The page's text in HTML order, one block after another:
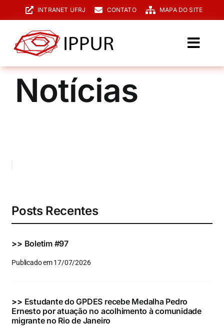
para
conteúdo
INTRANET UFRJ CONTATO MAPA DO SITE
O IPPUR
Graduação
Eventos e Certificados
para:
Notícias
Posts Recentes
>> Boletim #97
Publicado em 17/07/2026
>> Estudante do GPDES recebe Medalha Pedro
Ernesto por atuação no acolhimento à comunidade
migrante no Rio de Janeiro